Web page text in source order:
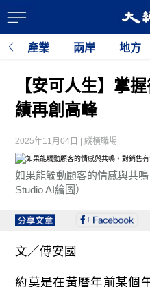
產業 兩岸 地方
【安可人生】掌
績再創高峰
2025年11月04日 | 縱橫職場
如果能觸動顧客的情感與共
Studio AI繪圖）
文／傅安國
約莫是在黃曆年前某個